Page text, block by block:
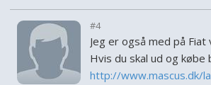
#4
Jeg er også med på Fiat
Hvis du skal ud og
http://www.mascus.dk/